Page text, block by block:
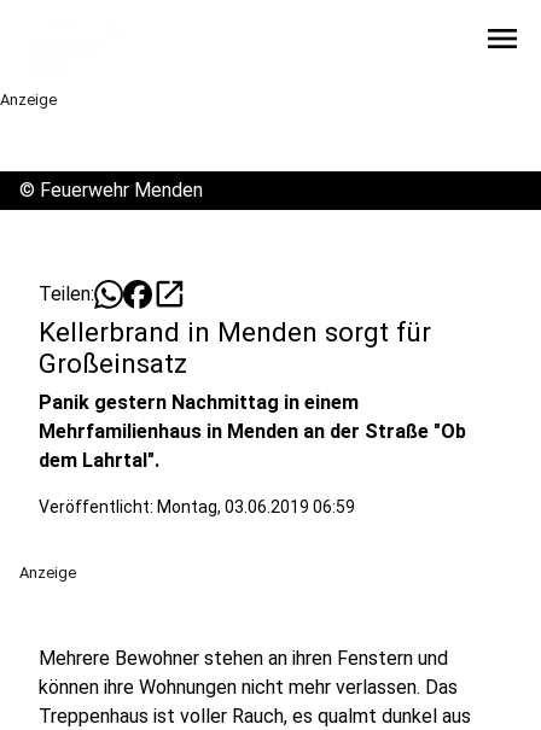
menu
Anzeige
© Feuerwehr Menden
Teilen: open_in_new
Kellerbrand in Menden sorgt für
Großeinsatz
Panik gestern Nachmittag in einem
Mehrfamilienhaus in Menden an der Straße "Ob
dem Lahrtal".
Veröffentlicht: Montag, 03.06.2019 06:59
Anzeige
Mehrere Bewohner stehen an ihren Fenstern und
können ihre Wohnungen nicht mehr verlassen. Das
Treppenhaus ist voller Rauch, es qualmt dunkel aus